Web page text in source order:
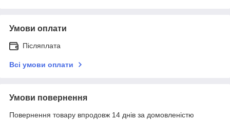
Умови оплати
Післяплата
Всі умови оплати
Умови повернення
Повернення товару впродовж 14 днів за домовленістю